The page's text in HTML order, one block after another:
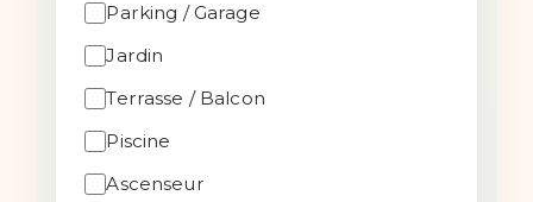
Parking / Garage
Jardin
Terrasse / Balcon
Piscine
Ascenseur